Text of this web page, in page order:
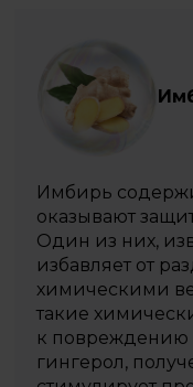
Имбирь
оказывают
Один из них,
избавляет от
химическими
такие
к повреждению
гингерол,